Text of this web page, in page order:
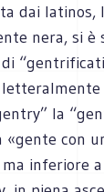
dai latinos,
nera, si è
la
«gente con
ma inferiore